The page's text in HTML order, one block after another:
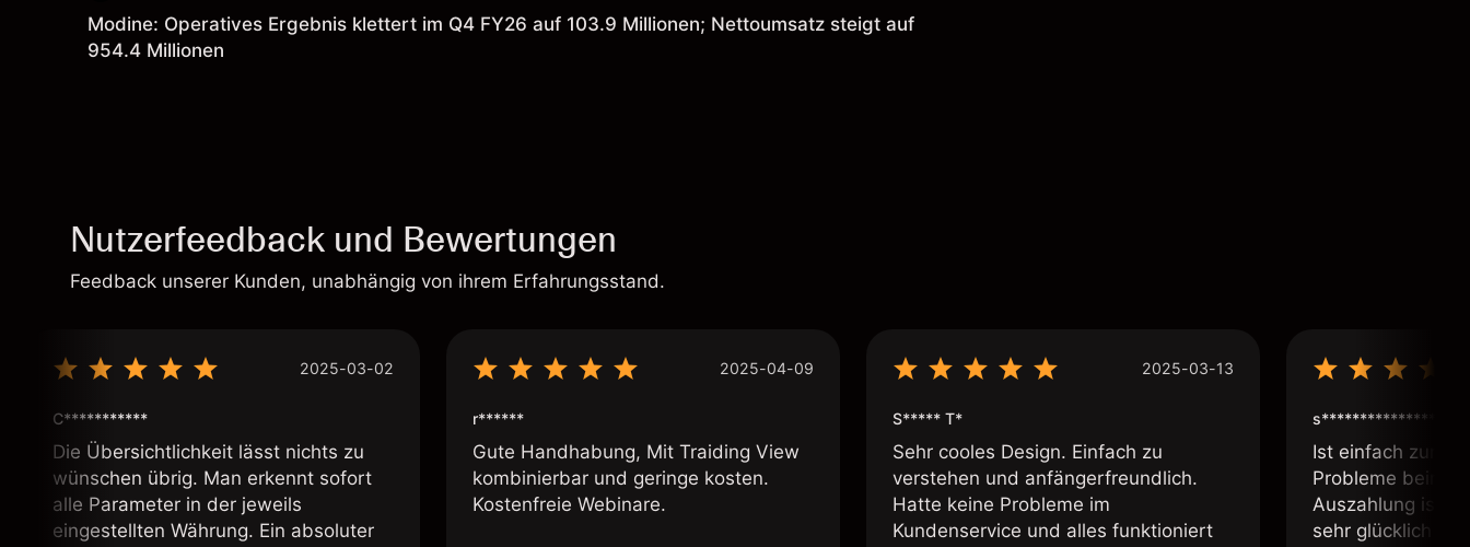
Modine: Operatives Ergebnis klettert im Q4 FY26 auf 103.9 Millionen; Nettoumsatz steigt auf
954.4 Millionen
Nutzerfeedback und Bewertungen
Feedback unserer Kunden, unabhängig von ihrem Erfahrungsstand.
2025-03-02
C***********
Die Übersichtlichkeit lässt nichts zu
wünschen übrig. Man erkennt sofort
alle Parameter in der jeweils
eingestellten Währung. Ein absoluter
2025-04-09
r******
Gute Handhabung, Mit Traiding View
kombinierbar und geringe kosten.
Kostenfreie Webinare.
2025-03-13
S***** T*
Sehr cooles Design. Einfach zu
verstehen und anfängerfreundlich.
Hatte keine Probleme im
Kundenservice und alles funktioniert
s****************
Ist einfach zum
Probleme beim
Auszahlung ist
sehr glücklich